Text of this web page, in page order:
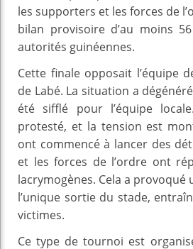
les supporters et les forces de
bilan provisoire d’au moins
autorités guinéennes.
Cette finale opposait l’équipe
de Labé. La situation a
été sifflé pour l’équipe
protesté, et la tension est
ont commencé à lancer des
et les forces de l’ordre ont
lacrymogènes. Cela a provoqué
l’unique sortie du stade,
victimes.
Ce type de tournoi est